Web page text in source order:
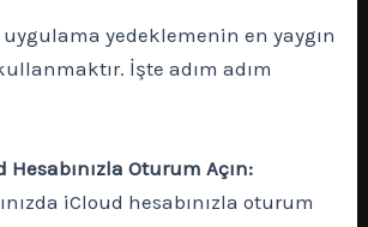
yedeklemenin en yaygın
İşte adım adım
Hesabınızla Oturum Açın:
iCloud hesabınızla oturum